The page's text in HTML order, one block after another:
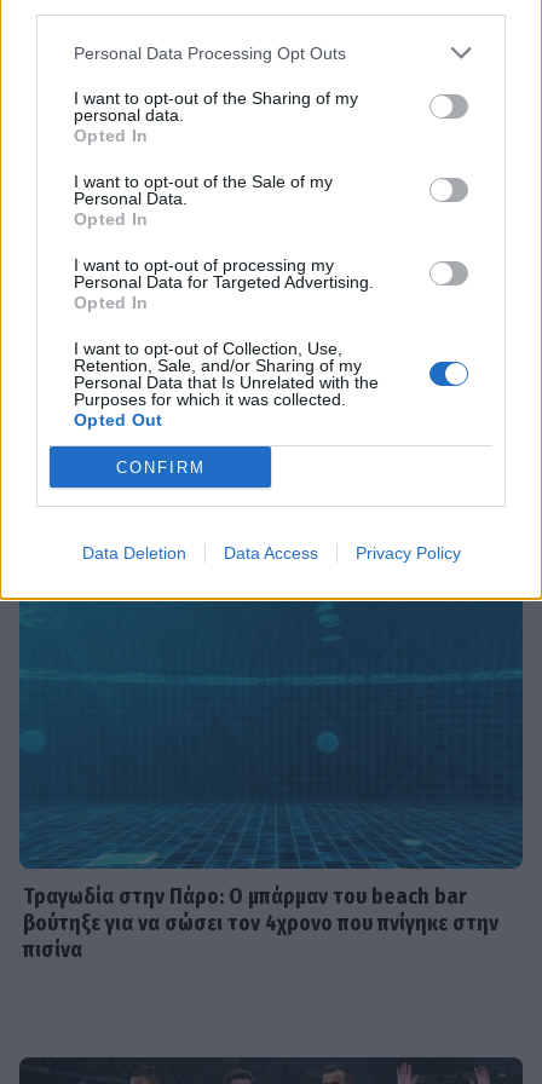
Personal Data Processing Opt Outs
I want to opt-out of the Sharing of my
personal data.
Opted In
I want to opt-out of the Sale of my
Personal Data.
Opted In
I want to opt-out of processing my
Personal Data for Targeted Advertising.
Opted In
I want to opt-out of Collection, Use,
Retention, Sale, and/or Sharing of my
Personal Data that Is Unrelated with the
Purposes for which it was collected.
Opted Out
CONFIRM
Data Deletion Data Access Privacy Policy
Τηλεθέαση – Το Σόι σου: «Σαρώνει»
ακόμη και στις επαναλήψεις –
Αντίστροφη μέτρηση για τον νέο
Στον βυθό για μαργαριτάρια η Αθηνά
Οικονομάκου και ο Μπρούνο
ανακάλυψη
Ιωάννα Μπούκη: Οι ανέμελες ημέρες
του Αυγούστου, τα απίθανα beach
looks & «χρέος» στις κόρες της
Τσουβέλας: Η σχέση με την Εύα και η
δημόσια υπεράσπισή της από τους
haters - «Θα το έκανα 500 φορές»
αναρτήσεις
ΟΛΕΣ ΟΙ ΕΙΔΗΣΕΙΣ
DPG NETWORK
Τραγωδία στην Πάρο: Ο μπάρμαν του beach bar
βούτηξε για να σώσει τον 4χρονο που πνίγηκε στην
πισίνα